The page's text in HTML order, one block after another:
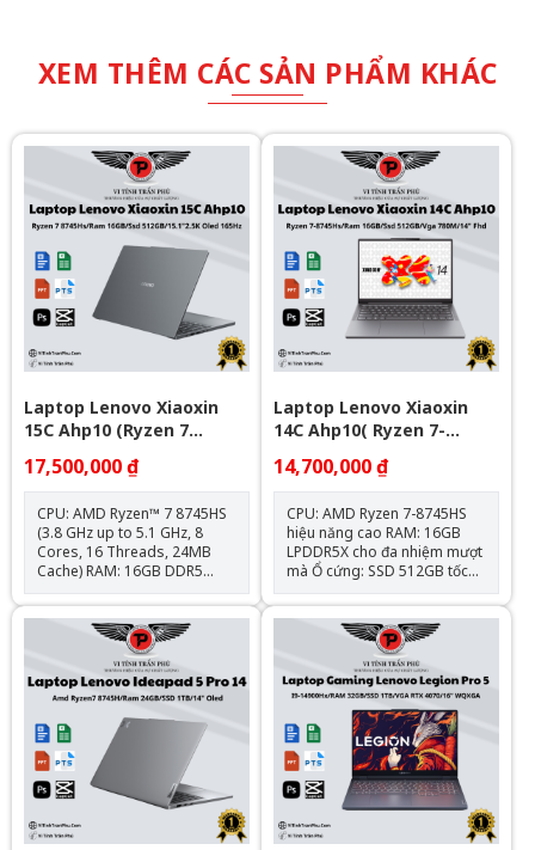
XEM THÊM CÁC SẢN PHẨM KHÁC
Laptop Lenovo Xiaoxin
15C Ahp10 (Ryzen 7
8745Hs\Ram 16Gb\Ssd
512Gb\15.1"2.5K Oled
165Hz)
17,500,000 ₫
CPU: AMD Ryzen™ 7 8745HS
(3.8 GHz up to 5.1 GHz, 8
Cores, 16 Threads, 24MB
Cache) RAM: 16GB DDR5
6400MHz (8GB onboard +
8GB) Ổ cứng: 512GB M.2
NVMe PCIe SSD Card
VGA: AMD Radeon Graphic
2.5K(2560x1600) OLED, tần
số quét 165Hz, độ sáng
500nits, độ phủ màu 100%
DCI-P3 Webcam: 1080P Full
HD IR Camera With Face
Recognition Cổng kết
nối: USB-A 3.2, USB-C, HDMI,
khe thẻ SD, jack tai nghe 3.5
Trọng lượng: 1.49 kg
Laptop Lenovo Xiaoxin
14C Ahp10( Ryzen 7-
8745Hs | Ram 16Gb | Ssd
512Gb | Vga 780M |
14Inch Fhd+_Luna Grey)
14,700,000 ₫
CPU: AMD Ryzen 7-8745HS
hiệu năng cao RAM: 16GB
LPDDR5X cho đa nhiệm mượt
mà Ổ cứng: SSD 512GB tốc
độ cao Màn hình: 14 inch
FHD+ sắc nét Card đồ
họa: AMD Radeon 780M tích
– dễ dàng di chuyển